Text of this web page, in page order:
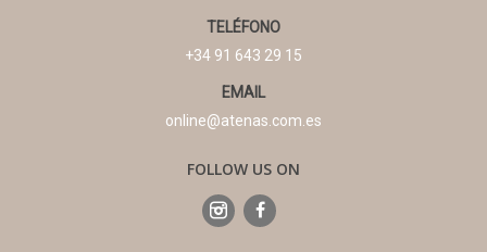
TELÉFONO
+34 91 643 29 15
EMAIL
online@atenas.com.es
FOLLOW US ON